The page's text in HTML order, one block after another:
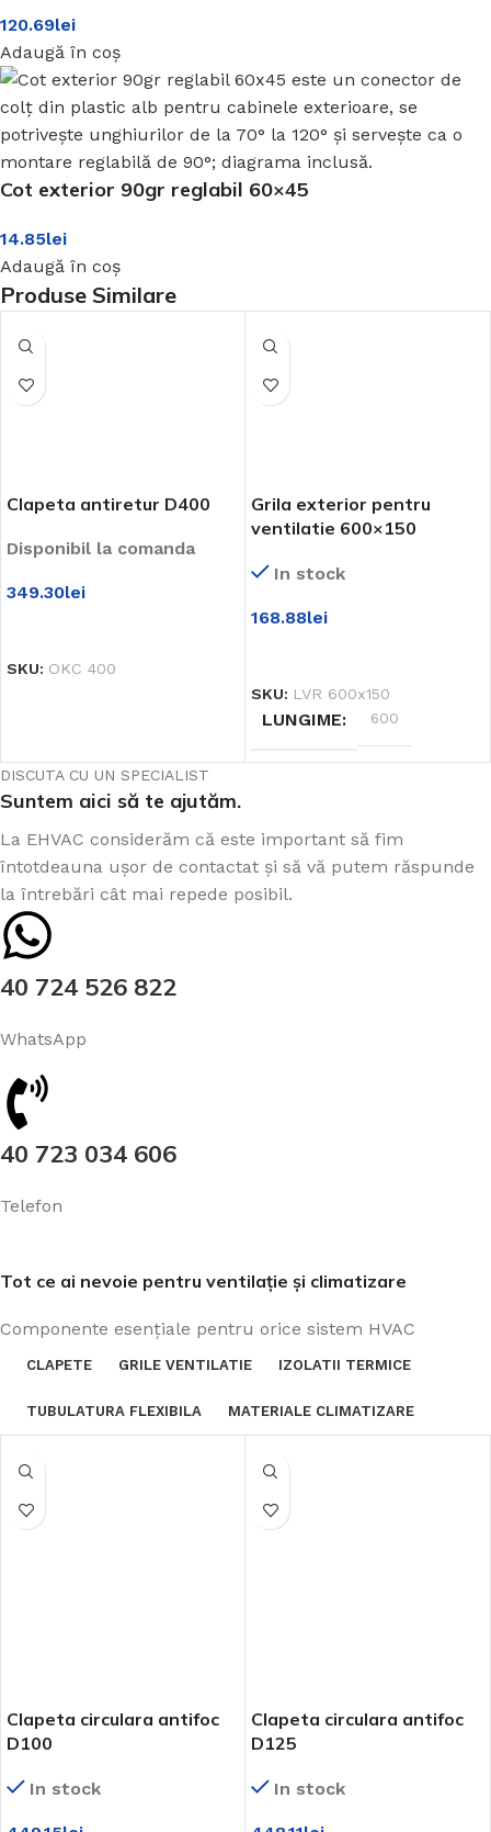
120.69lei
Adaugă în coș
Cot exterior 90gr reglabil 60×45
14.85lei
Adaugă în coș
Produse Similare
Clapeta antiretur D400
Disponibil la comanda
349.30lei
SKU: OKC 400
Grila exterior pentru
ventilatie 600×150
In stock
168.88lei
SKU: LVR 600x150
LUNGIME 600
DISCUTA CU UN SPECIALIST
Suntem aici să te ajutăm.
La EHVAC considerăm că este important să fim
întotdeauna ușor de contactat și să vă putem răspunde
la întrebări cât mai repede posibil.
40 724 526 822
WhatsApp
40 723 034 606
Telefon
Tot ce ai nevoie pentru ventilație și climatizare
Componente esențiale pentru orice sistem HVAC
CLAPETE GRILE VENTILATIE IZOLATII TERMICE
TUBULATURA FLEXIBILA MATERIALE CLIMATIZARE
Clapeta circulara antifoc
D100
In stock
Clapeta circulara antifoc
D125
In stock